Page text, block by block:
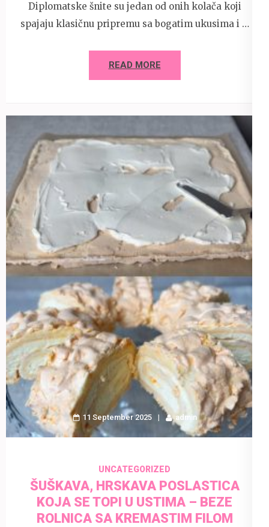
Diplomatske šnite su jedan od onih kolača koji
spajaju klasičnu pripremu sa bogatim ukusima i …
READ MORE
11 September 2025 admin
UNCATEGORIZED
ŠUŠKAVA, HRSKAVA POSLASTICA
KOJA SE TOPI U USTIMA – BEZE
ROLNICA SA KREMASTIM FILOM